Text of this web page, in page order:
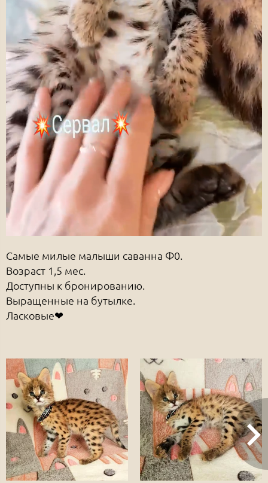
Самые милые малыши саванна Ф0.
Возраст 1,5 мес.
Доступны к бронированию.
Выращенные на бутылке.
Ласковые❤